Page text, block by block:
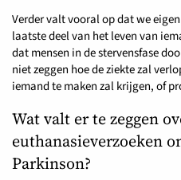
Verder valt vooral op dat we
laatste deel van het leven van
dat mensen in de stervensfase
niet zeggen hoe de ziekte zal
iemand te maken zal krijgen, of
Wat valt er te zeggen
euthanasieverzoeken
Parkinson?